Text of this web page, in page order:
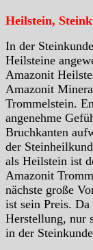
Heilstein,
In der
Heilsteine
Amazonit
Amazonit
Trommelstein.
angenehme
Bruchkanten
der
als Heilstein ist
Amazonit
nächste große
ist sein Preis.
Herstellung, nur
in der